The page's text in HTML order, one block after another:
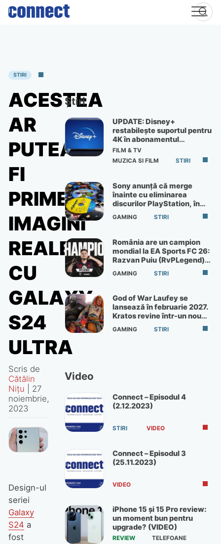
Skip
STIRI
ACESTEA
AR
PUTEA
FI
PRIMELE
IMAGINI
REALE
CU
GALAXY
S24
ULTRA
Scris de
Cătălin
Nițu
27
noiembrie,
2023
Design-ul
seriei
Galaxy
S24 a
fost
Știri
UPDATE: Disney+
restabilește suportul pentru
4K în abonamentul
Premium
FILM & TV
MUZICA SI FILM
STIRI
Sony anunță că merge
înainte cu eliminarea
discurilor PlayStation, în
ciuda protestelor
GAMING STIRI
România are un campion
mondial la EA Sports FC 26:
Razvan Puiu (RvPLegend)
câștigă turneul de la Paris
GAMING STIRI
God of War Laufey se
lansează în februarie 2027.
Kratos revine într-un nou
God of War
GAMING STIRI
Video
Connect – Episodul 4
(2.12.2023)
STIRI VIDEO
Connect – Episodul 3
(25.11.2023)
VIDEO
iPhone 15 și 15 Pro review:
un moment bun pentru
upgrade? (VIDEO)
REVIEW
TELEFOANE